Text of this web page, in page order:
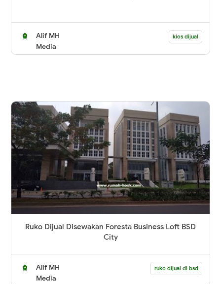
Alif MH
Media
kios dijual
Ruko Dijual Disewakan Foresta Business Loft BSD
City
Alif MH
Media
ruko dijual di bsd